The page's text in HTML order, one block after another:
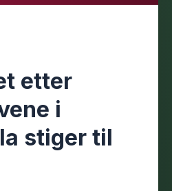
etter
i
stiger til